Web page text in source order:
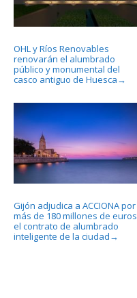
OHL y Ríos Renovables
renovarán el alumbrado
público y monumental del
casco antiguo de Huesca →
Gijón adjudica a ACCIONA por
más de 180 millones de euros
el contrato de alumbrado
inteligente de la ciudad →